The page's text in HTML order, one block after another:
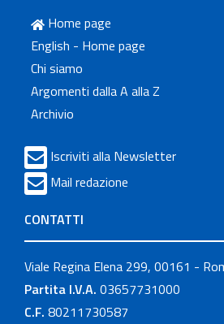
Home page
English - Home page
Chi siamo
Argomenti dalla A alla Z
Archivio
Iscriviti alla Newsletter
Mail redazione
CONTATTI
Viale Regina Elena 299, 00161 -
Partita I.V.A. 03657731000
C.F. 80211730587